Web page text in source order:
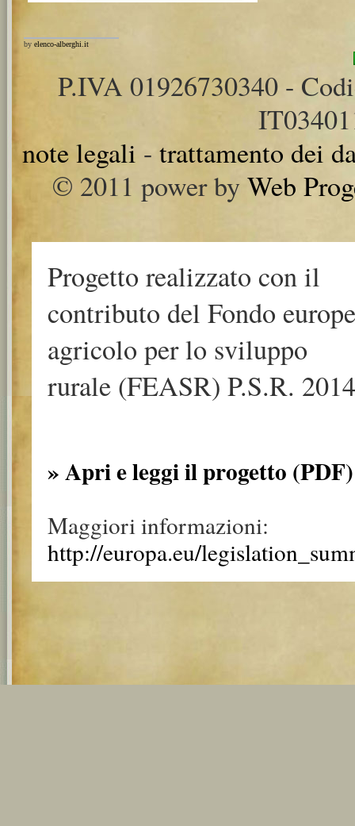
by elenco-alberghi.it
P.IVA 01926730340 -
note legali -trattamento dei
© 2011 power byWeb
Progetto realizzato con il
contributo del Fondo
agricolo per lo sviluppo
rurale (FEASR) P.S.R.
» Apri e leggi il progetto (PDF)
Maggiori informazioni:
http://europa.eu/